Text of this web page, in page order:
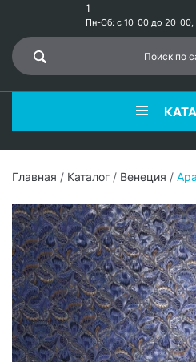
1
Пн-Сб: с 10-00 до 20-00,
Главная / Каталог / Венеция /